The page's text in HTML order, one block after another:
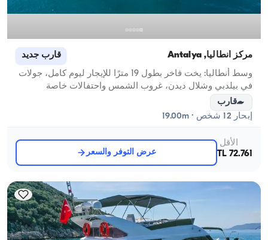
مركز أنطاليا, Antalya قارب جديد
وسط أنطاليا: يخت فاخر بطول 19 مترًا للإيجار ليوم كامل، جولات
في بيلدبي وشلال ديدن، غروب الشمس واحتفالات خاصة
قارب
إبحار 12 شخص · 19.00m
الأقل
72.761 TL
عرض التوفر والسعر